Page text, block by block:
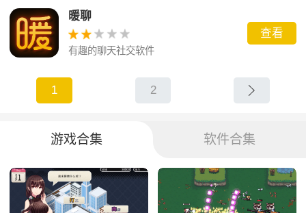
暖聊
有趣的聊天社交软件
查看
1 2
游戏合集 软件合集